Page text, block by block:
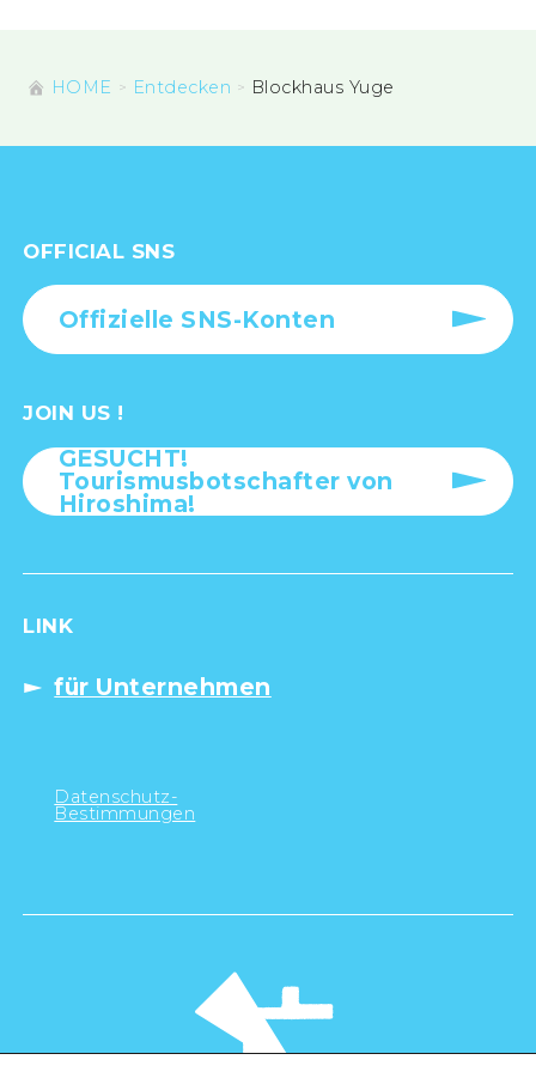
HOME Entdecken Blockhaus Yuge
OFFICIAL SNS
Offizielle SNS-Konten
JOIN US !
GESUCHT!
Tourismusbotschafter von
Hiroshima!
LINK
für Unternehmen
Datenschutz-
Bestimmungen